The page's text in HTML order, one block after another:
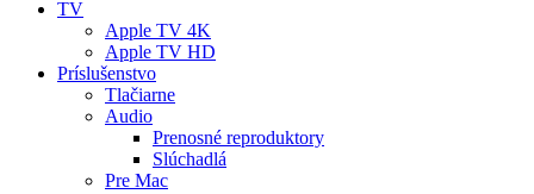
TV
Apple TV 4K
Apple TV HD
Príslušenstvo
Tlačiarne
Audio
Prenosné reproduktory
Slúchadlá
Pre Mac